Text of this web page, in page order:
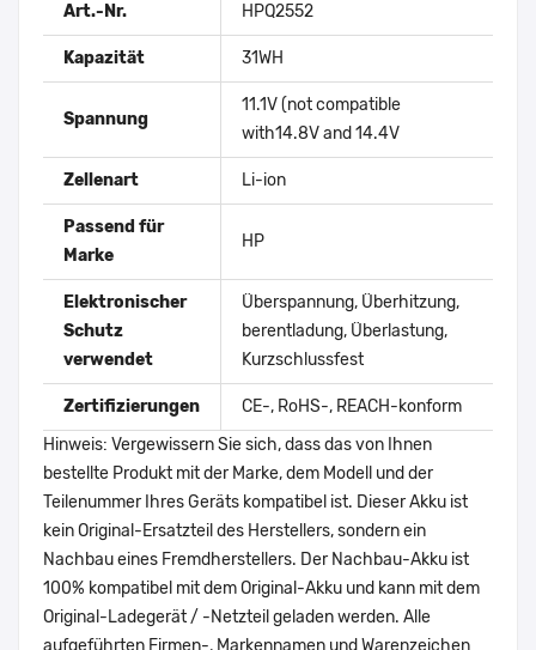
Art.-Nr. HPQ2552
Kapazität 31WH
Spannung
11.1V (not compatible
with14.8V and 14.4V
Zellenart Li-ion
Passend für
Marke
HP
Elektronischer
Schutz
verwendet
Überspannung, Überhitzung,
berentladung, Überlastung,
Kurzschlussfest
Zertifizierungen
CE-, RoHS-, REACH-konform
Hinweis: Vergewissern Sie sich, dass das von Ihnen
bestellte Produkt mit der Marke, dem Modell und der
Teilenummer Ihres Geräts kompatibel ist. Dieser Akku ist
kein Original-Ersatzteil des Herstellers, sondern ein
Nachbau eines Fremdherstellers. Der Nachbau-Akku ist
100% kompatibel mit dem Original-Akku und kann mit dem
Original-Ladegerät / -Netzteil geladen werden. Alle